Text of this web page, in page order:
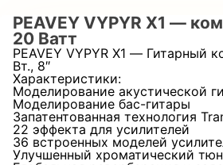
PEAVEY VYPYR X1 —
20 Ватт
PEAVEY VYPYR X1 — Гитарный
Вт., 8″
Характеристики:
Моделирование акустической
Моделирование бас-гитары
Запатентованная технология
22 эффекта для усилителей
36 встроенных моделей
Улучшенный хроматический